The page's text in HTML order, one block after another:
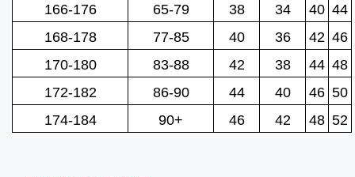
166-176
65-79 38 34 40 44
168-178
77-85 40 36 42 46
170-180
83-88 42 38 44 48
172-182
86-90 44 40 46 50
174-184
90+ 46 42 48 52